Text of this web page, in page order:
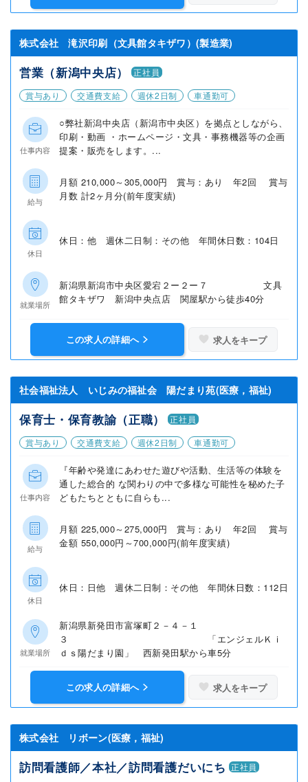
株式会社 滝沢印刷（文具館タキザワ）(製造業)
営業（新潟中央店）
正社員
賞与あり
交通費支給 週休2日制 車通勤可
仕事内容
○弊社新潟中央店（新潟市中央区）を拠点としながら、
印刷・動画 ・ホームページ・文具・事務機器等の企画
提案・販売をします。...
給与
月額 210,000～305,000円 賞与：あり 年2回 賞与
月数 計2ヶ月分(前年度実績)
休日
休日：他 週休二日制：その他 年間休日数：104日
就業場所
新潟県新潟市中央区愛宕２ー２ー７ 文具
館タキザワ 新潟中央点店 関屋駅から徒歩40分
この求人の詳細へ 求人をキープ
社会福祉法人 いじみの福祉会 陽だまり苑(医療，福祉)
保育士・保育教諭（正職）
正社員
賞与あり
交通費支給 週休2日制 車通勤可
仕事内容
『年齢や発達にあわせた遊びや活動、生活等の体験を
通した総合的 な関わりの中で多様な可能性を秘めた子
どもたちとともに自らも...
給与
月額 225,000～275,000円 賞与：あり 年2回 賞与
金額 550,000円～700,000円(前年度実績)
休日
休日：日他 週休二日制：その他 年間休日数：112日
就業場所
新潟県新発田市富塚町２－４－１
３ 「エンジェルＫｉ
ｄｓ陽だまり園」 西新発田駅から車5分
この求人の詳細へ 求人をキープ
株式会社 リボーン(医療，福祉)
訪問看護師／本社／訪問看護だいにち 正社員